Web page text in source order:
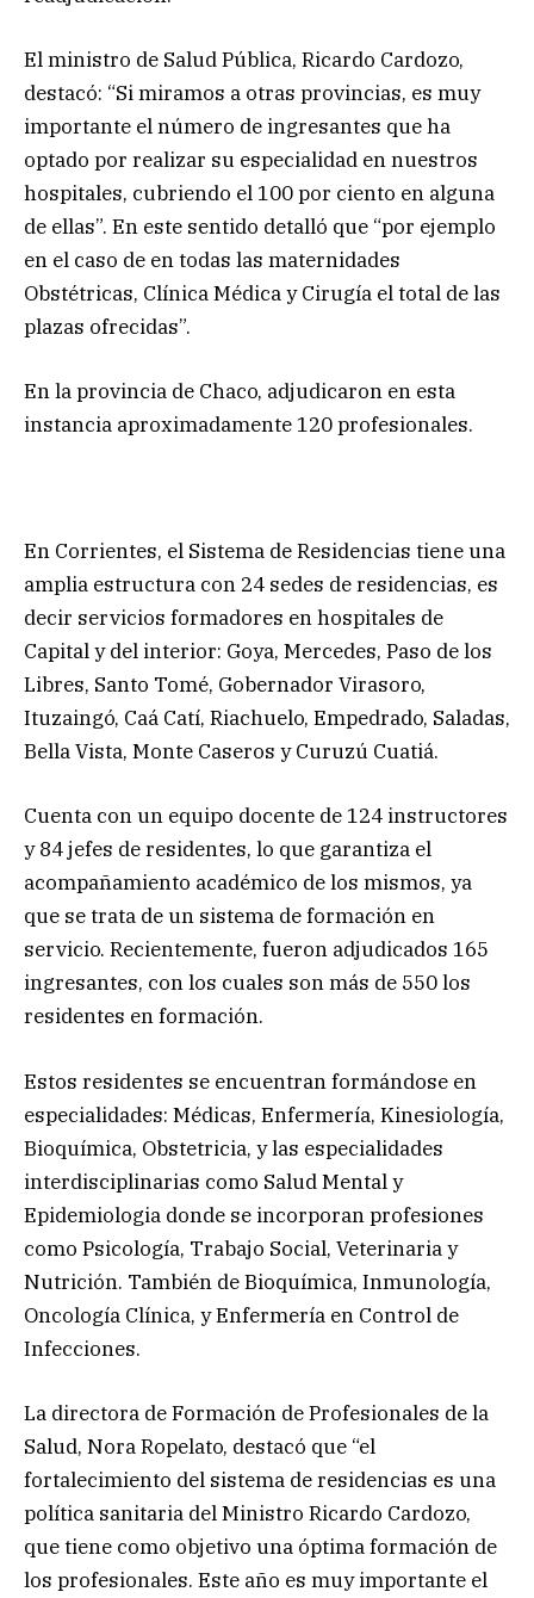
El ministro de Salud Pública, Ricardo Cardozo,
destacó: “Si miramos a otras provincias, es muy
importante el número de ingresantes que ha
optado por realizar su especialidad en nuestros
hospitales, cubriendo el 100 por ciento en alguna
de ellas”. En este sentido detalló que “por ejemplo
en el caso de en todas las maternidades
Obstétricas, Clínica Médica y Cirugía el total de las
plazas ofrecidas”.
En la provincia de Chaco, adjudicaron en esta
instancia aproximadamente 120 profesionales.
En Corrientes, el Sistema de Residencias tiene una
amplia estructura con 24 sedes de residencias, es
decir servicios formadores en hospitales de
Capital y del interior: Goya, Mercedes, Paso de los
Libres, Santo Tomé, Gobernador Virasoro,
Ituzaingó, Caá Catí, Riachuelo, Empedrado, Saladas,
Bella Vista, Monte Caseros y Curuzú Cuatiá.
Cuenta con un equipo docente de 124 instructores
y 84 jefes de residentes, lo que garantiza el
acompañamiento académico de los mismos, ya
que se trata de un sistema de formación en
servicio. Recientemente, fueron adjudicados 165
ingresantes, con los cuales son más de 550 los
residentes en formación.
Estos residentes se encuentran formándose en
especialidades: Médicas, Enfermería, Kinesiología,
Bioquímica, Obstetricia, y las especialidades
interdisciplinarias como Salud Mental y
Epidemiologia donde se incorporan profesiones
como Psicología, Trabajo Social, Veterinaria y
Nutrición. También de Bioquímica, Inmunología,
Oncología Clínica, y Enfermería en Control de
Infecciones.
La directora de Formación de Profesionales de la
Salud, Nora Ropelato, destacó que “el
fortalecimiento del sistema de residencias es una
política sanitaria del Ministro Ricardo Cardozo,
que tiene como objetivo una óptima formación de
los profesionales. Este año es muy importante el